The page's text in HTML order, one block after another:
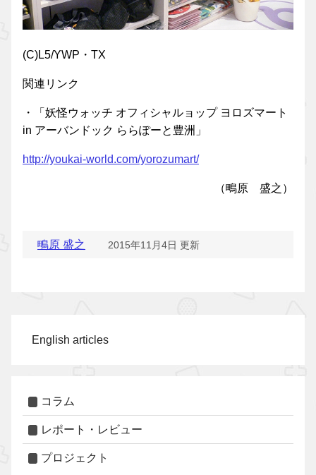
(C)L5/YWP・TX
関連リンク
・「妖怪ウォッチ オフィシャルョップ ヨロズマート
in アーバンドック ららぽーと豊洲」
http://youkai-world.com/yorozumart/
（鴫原 盛之）
鴫原 盛之 2015年11月4日 更新
English articles
コラム
レポート・レビュー
プロジェクト